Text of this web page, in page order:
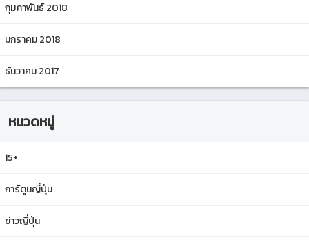
กุมภาพันธ์ 2018
มกราคม 2018
ธันวาคม 2017
หมวดหมู่
15+
การ์ตูนญี่ปุ่น
ข่าวญี่ปุ่น